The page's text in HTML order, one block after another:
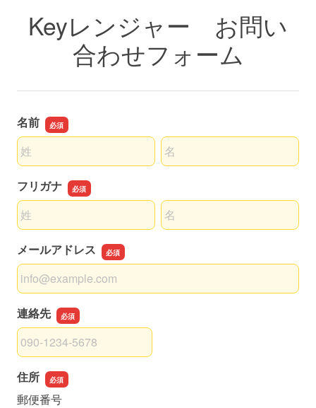
Keyレンジャー お問い
合わせフォーム
名前
名前の姓
名前の名
フリガナ
名前の姓
名前の名
メールアドレス
メールアドレス
連絡先
連絡先
住所
郵便番号